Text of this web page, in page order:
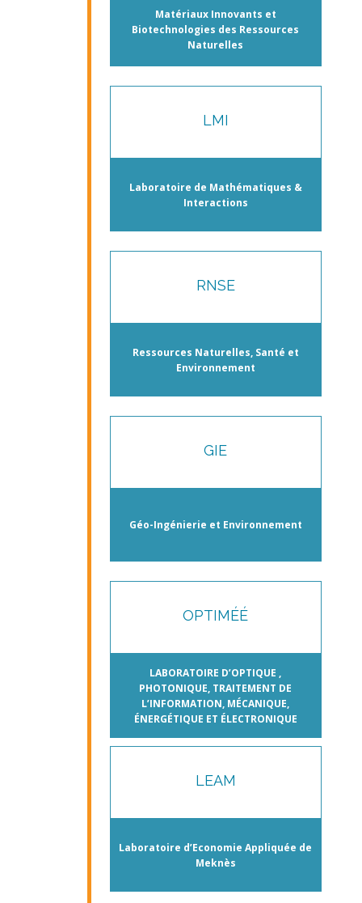
Matériaux Innovants et
Biotechnologies des Ressources
Naturelles
LMI
Laboratoire de Mathématiques &
Interactions
RNSE
Ressources Naturelles, Santé et
Environnement
GIE
Géo-Ingénierie et Environnement
OPTIMÉÉ
LABORATOIRE D’OPTIQUE ,
PHOTONIQUE, TRAITEMENT DE
L’INFORMATION, MÉCANIQUE,
ÉNERGÉTIQUE ET ÉLECTRONIQUE
LEAM
Laboratoire d’Economie Appliquée de
Meknès